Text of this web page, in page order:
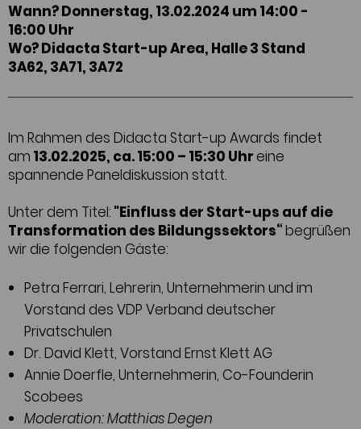
Wann? Donnerstag, 13.02.2024 um 14:00 -
16:00 Uhr
Wo?Didacta Start-up Area, Halle 3 Stand
3A62, 3A71, 3A72
Im Rahmen des Didacta Start-up Awards findet
am 13.02.2025, ca. 15:00 – 15:30 Uhr eine
spannende Paneldiskussion statt.
Unter dem Titel: "Einfluss der Start-ups auf die
Transformation des Bildungssektors“begrüßen
wir die folgenden Gäste:
Petra Ferrari, Lehrerin, Unternehmerin und im
Vorstand des VDP Verband deutscher
Privatschulen
Dr. David Klett, Vorstand Ernst Klett AG
Annie Doerfle, Unternehmerin, Co-Founderin
Scobees
Moderation: Matthias Degen